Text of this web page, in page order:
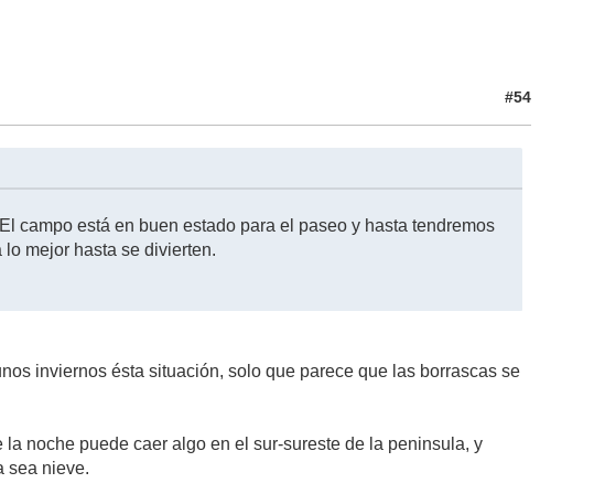
#54
campo está en buen estado para el paseo y hasta tendremos
mejor hasta se divierten.
inviernos ésta situación, solo que parece que las borrascas se
noche puede caer algo en el sur-sureste de la peninsula, y
sea nieve.